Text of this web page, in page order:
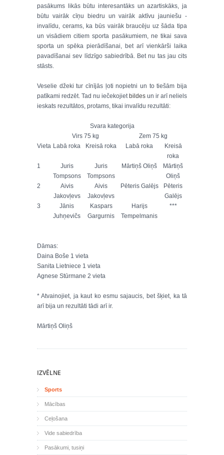
pasākums likās būtu interesantāks un azartiskāks, ja
būtu vairāk cīņu biedru un vairāk aktīvu jauniešu -
invalīdu, cerams, ka būs vairāk braucēju uz šāda tipa
un visādiem citiem sporta pasākumiem, ne tikai sava
sporta un spēka pierādīšanai, bet arī vienkārši laika
pavadīšanai sev līdzīgo sabiedrībā. Bet nu tas jau cits
stāsts.
Veselie džeki tur cīnījās ļoti nopietni un to tiešām bija
patīkami redzēt. Tad nu iečekojiet bildes un ir arī neliels
ieskats rezultātos, protams, tikai invalīdu rezultāti:
Svara kategorija
Virs 75 kg
Zem 75 kg
Vieta Labā roka Kreisā roka Labā roka
Kreisā
roka
1
Juris
Tompsons
Juris
Tompsons
Mārtiņš Oliņš
Mārtiņš
Oliņš
2
Aivis
Jakovļevs
Aivis
Jakovļevs
Pēteris Galējs
Pēteris
Galējs
3
Jānis
Juhņevičs
Kaspars
Gargurnis
Harijs
Tempelmanis
***
Dāmas:
Daina Boše 1 vieta
Sanita Lietniece 1 vieta
Agnese Stūrmane 2 vieta
* Atvainojiet, ja kaut ko esmu sajaucis, bet šķiet, ka tā
arī bija un rezultāti tādi arī ir.
Mārtiņš Oliņš
IZVĒLNE
Sports
Mācības
Ceļošana
Vide sabiedrība
Pasākumi, tusiņi